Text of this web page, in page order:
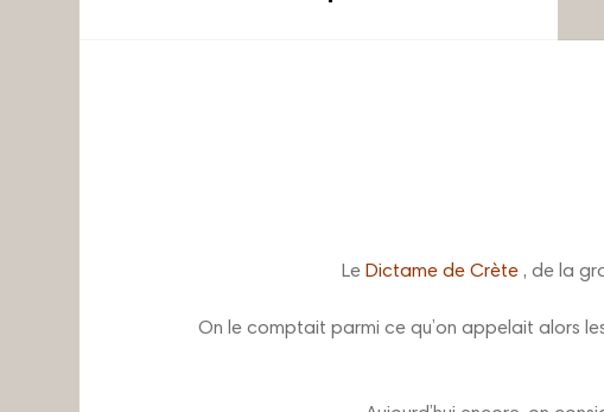
LeDictame de Crète, de la
On le comptait parmi ce qu’on appelait alors